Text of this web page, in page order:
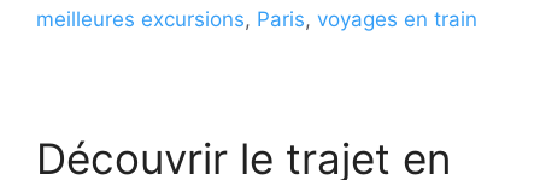
meilleures excursions, Paris, voyages en train
Découvrir le trajet en